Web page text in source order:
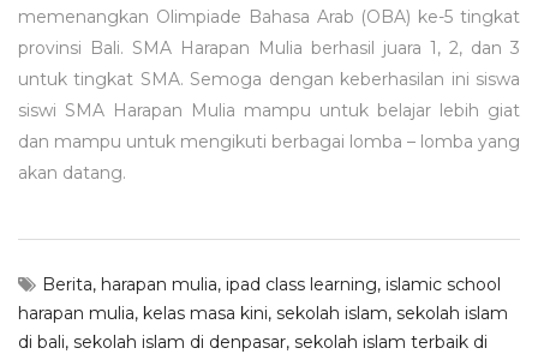
memenangkan Olimpiade Bahasa Arab (OBA) ke-5 tingkat
provinsi Bali. SMA Harapan Mulia berhasil juara 1, 2, dan 3
untuk tingkat SMA. Semoga dengan keberhasilan ini siswa
siswi SMA Harapan Mulia mampu untuk belajar lebih giat
dan mampu untuk mengikuti berbagai lomba – lomba yang
akan datang.
Berita, harapan mulia, ipad class learning, islamic school
harapan mulia, kelas masa kini, sekolah islam, sekolah islam
di bali, sekolah islam di denpasar, sekolah islam terbaik di